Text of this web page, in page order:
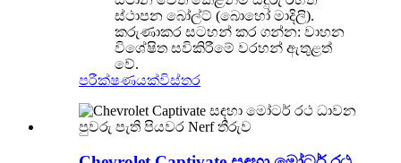
ස්ථාපන බෝල්ට් (බොහෝ මාදිලි).
කරුණාකර සටහන් කර ගන්න: වාහන
විශේෂිත සවිකිරීමේ වරහන් ඇතුළත්
වේ.
පරීක්ෂණයක්විස්තර